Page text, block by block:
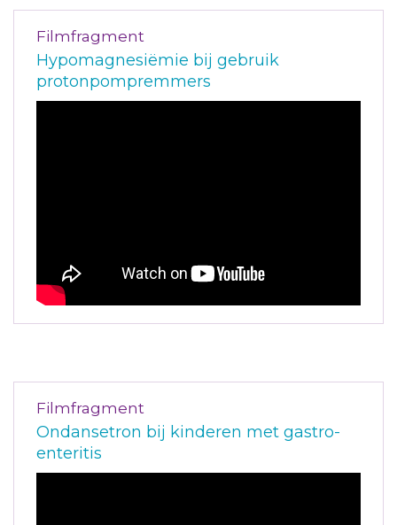
Filmfragment
Hypomagnesiëmie bij gebruik
protonpompremmers
Filmfragment
Ondansetron bij kinderen met gastro-
enteritis